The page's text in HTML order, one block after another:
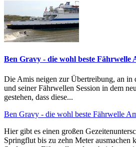
Ben Gravy - die wohl beste Fährwelle
Die Amis neigen zur Übertreibung, an
und seiner Fährwellen Session in dem
gestehen, dass diese...
Ben Gravy - die wohl beste Fährwelle
Hier gibt es einen großen
Springflut bis zu zehn Meter ausmachen